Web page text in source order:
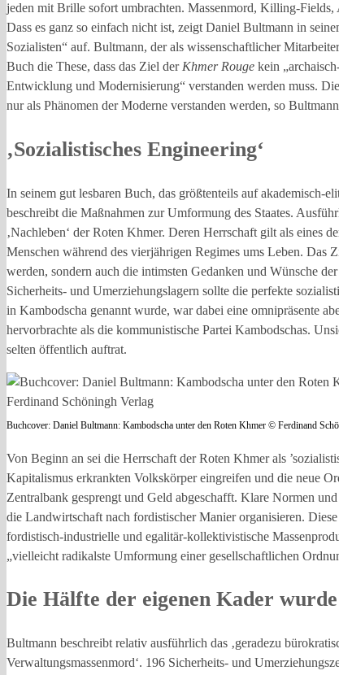
jeden mit Brille sofort umbrachten. Massenmord, Killing-
Dass es ganz so einfach nicht ist, zeigt Daniel Bultmann in
Sozialisten“ auf. Bultmann, der als wissenschaftlicher
Buch die These, dass das Ziel derKhmer Rouge kein
Entwicklung und Modernisierung“ verstanden werden muss.
nur als Phänomen der Moderne verstanden werden, so
‚Sozialistisches Engineering‘
In seinem gut lesbaren Buch, das größtenteils auf akademisch-
beschreibt die Maßnahmen zur Umformung des Staates.
‚Nachleben‘ der Roten Khmer. Deren Herrschaft gilt als eines
Menschen während des vierjährigen Regimes ums Leben. Das
werden, sondern auch die intimsten Gedanken und Wünsche
Sicherheits- und Umerziehungslagern sollte die perfekte
in Kambodscha genannt wurde, war dabei eine omnipräsente
hervorbrachte als die kommunistische Partei Kambodschas.
selten öffentlich auftrat.
Buchcover: Daniel Bultmann: Kambodscha unter den Roten Khmer © Ferdinand
Von Beginn an sei die Herrschaft der Roten Khmer als
Kapitalismus erkrankten Volkskörper eingreifen und die neue
Zentralbank gesprengt und Geld abgeschafft. Klare Normen
die Landwirtschaft nach fordistischer Manier organisieren.
fordistisch-industrielle und egalitär-kollektivistische
„vielleicht radikalste Umformung einer gesellschaftlichen
Die Hälfte der eigenen Kader
Bultmann beschreibt relativ ausführlich das ‚geradezu
Verwaltungsmassenmord‘. 196 Sicherheits- und